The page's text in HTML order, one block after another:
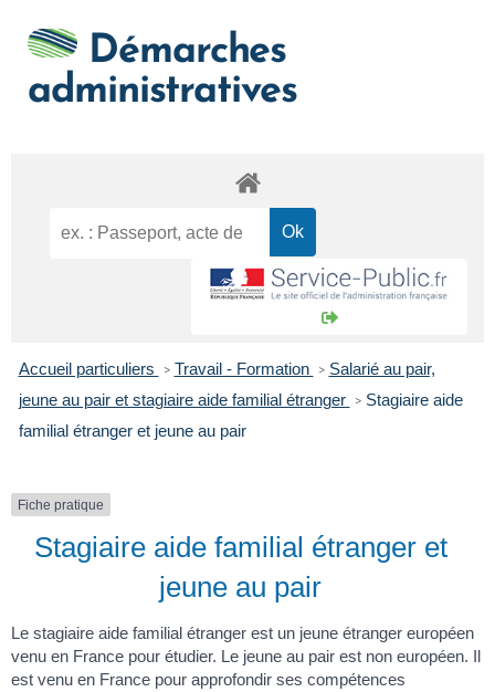
Démarches
administratives
Accueil particuliers > Travail - Formation > Salarié au pair,
jeune au pair et stagiaire aide familial étranger > Stagiaire aide
familial étranger et jeune au pair
Fiche pratique
Stagiaire aide familial étranger et
jeune au pair
Le stagiaire aide familial étranger est un jeune étranger européen
venu en France pour étudier. Le jeune au pair est non européen. Il
est venu en France pour approfondir ses compétences